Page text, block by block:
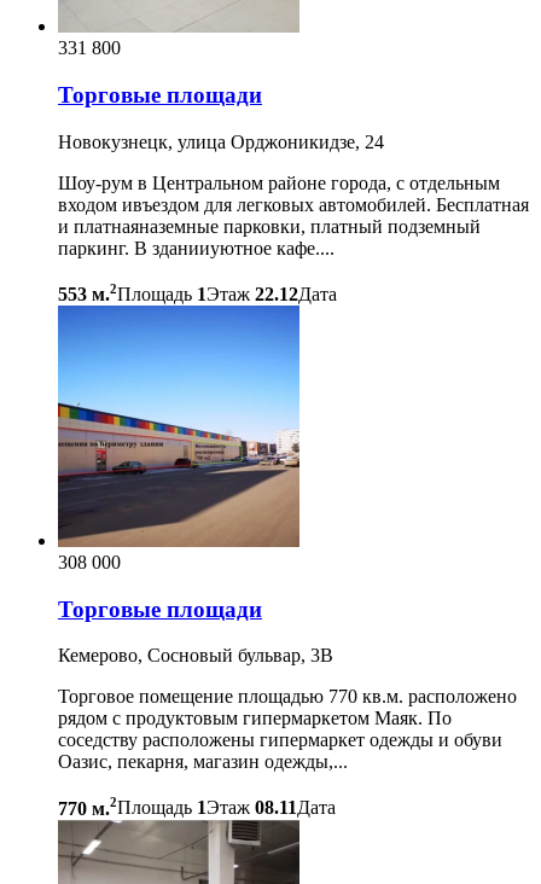
331 800
Торговые площади
Новокузнецк, улица Орджоникидзе, 24
Шоу-рум в Центральном районе города, с отдельным
входом ивъездом для легковых автомобилей. Бесплатная
и платнаяназемные парковки, платный подземный
паркинг. В зданииуютное кафе....
553 м.2Площадь 1Этаж 22.12Дата
308 000
Торговые площади
Кемерово, Сосновый бульвар, 3В
Торговое помещение площадью 770 кв.м. расположено
рядом с продуктовым гипермаркетом Маяк. По
соседству расположены гипермаркет одежды и обуви
Оазис, пекарня, магазин одежды,...
770 м.2Площадь 1Этаж 08.11Дата